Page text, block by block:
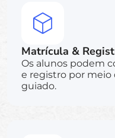
Matrícula &
Os alunos podem
e registro por
guiado.